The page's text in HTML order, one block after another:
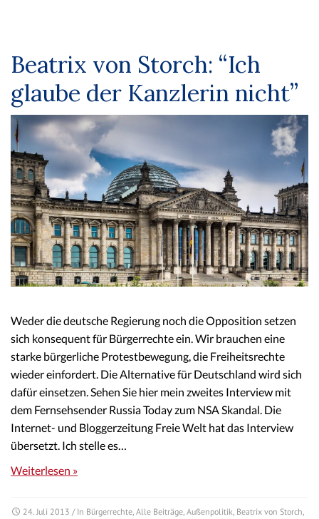
Beatrix von Storch: “Ich
glaube der Kanzlerin nicht”
Weder die deutsche Regierung noch die Opposition setzen
sich konsequent für Bürgerrechte ein. Wir brauchen eine
starke bürgerliche Protestbewegung, die Freiheitsrechte
wieder einfordert. Die Alternative für Deutschland wird sich
dafür einsetzen. Sehen Sie hier mein zweites Interview mit
dem Fernsehsender Russia Today zum NSA Skandal. Die
Internet- und Bloggerzeitung Freie Welt hat das Interview
übersetzt. Ich stelle es…
Weiterlesen »
24. Juli 2013 / In Bürgerrechte Alle Beiträge Außenpolitik Beatrix von Storch